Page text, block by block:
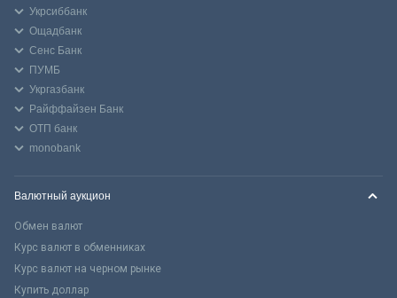
Укрсиббанк
Ощадбанк
Сенс Банк
ПУМБ
Укргазбанк
Райффайзен Банк
ОТП банк
monobank
Валютный аукцион
Обмен валют
Курс валют в обменниках
Курс валют на черном рынке
Купить доллар